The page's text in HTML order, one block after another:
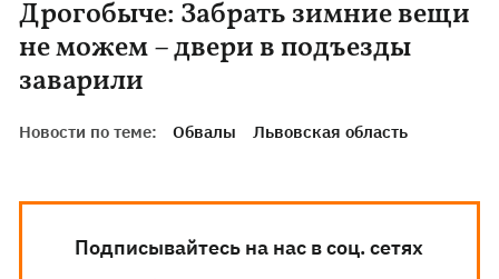
Дрогобыче: Забрать зимние вещи
не можем – двери в подъезды
заварили
Новости по теме: Обвалы Львовская область
Подписывайтесь на нас в соц. сетях